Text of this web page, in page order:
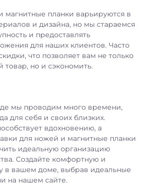
магнитные планки варьируются в
и дизайна, но мы стараемся
и предоставлять
для наших клиентов. Часто
что позволяет вам не только
товар, но и сэкономить.
мы проводим много времени,
для себя и своих близких.
вдохновению, а
для ножей и магнитные планки
идеальную организацию
Создайте комфортную и
в вашем доме, выбрав идеальные
на нашем сайте.